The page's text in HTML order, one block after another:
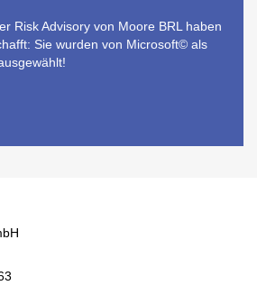
Risk Advisory von Moore BRL haben
Sie wurden von Microsoft© als